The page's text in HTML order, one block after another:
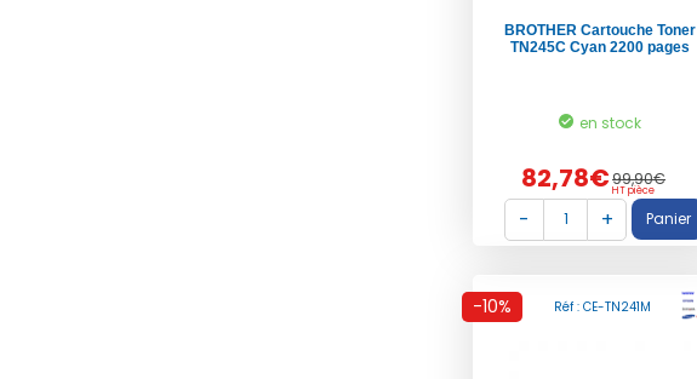
BROTHER Cartouche Toner
TN245C Cyan 2200 pages
en stock
82,78€99,90€
HT pièce
-10% Réf : CE-TN241M